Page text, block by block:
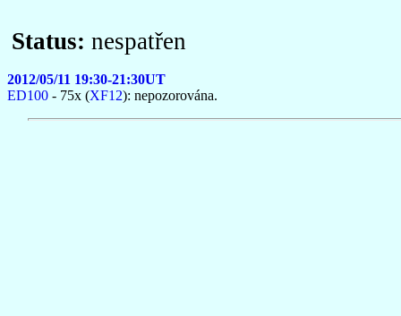
Status: nespatřen
2012/05/11 19:30-21:30UT
ED100 - 75x (XF12): nepozorována.